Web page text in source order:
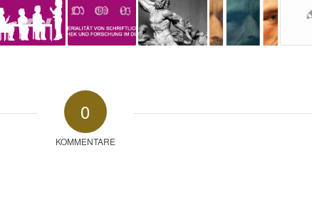
0
KOMMENTARE